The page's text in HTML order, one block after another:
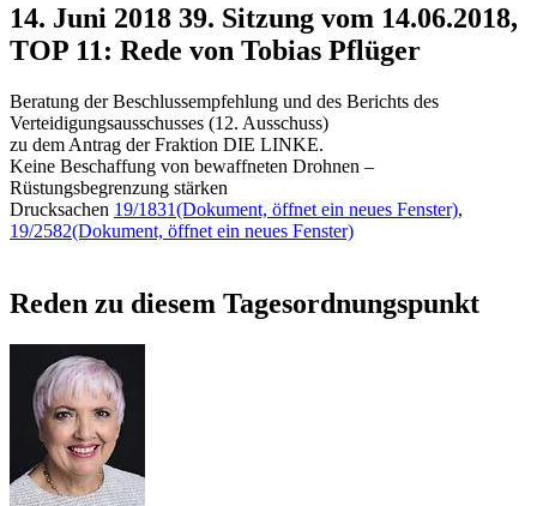
14. Juni 2018 39. Sitzung vom 14.06.2018,
TOP 11: Rede von Tobias Pflüger
Beratung der Beschlussempfehlung und des Berichts des
Verteidigungsausschusses (12. Ausschuss)
zu dem Antrag der Fraktion DIE LINKE.
Keine Beschaffung von bewaffneten Drohnen –
Rüstungsbegrenzung stärken
Drucksachen 19/1831(Dokument, öffnet ein neues Fenster),
19/2582(Dokument, öffnet ein neues Fenster)
Reden zu diesem Tagesordnungspunkt